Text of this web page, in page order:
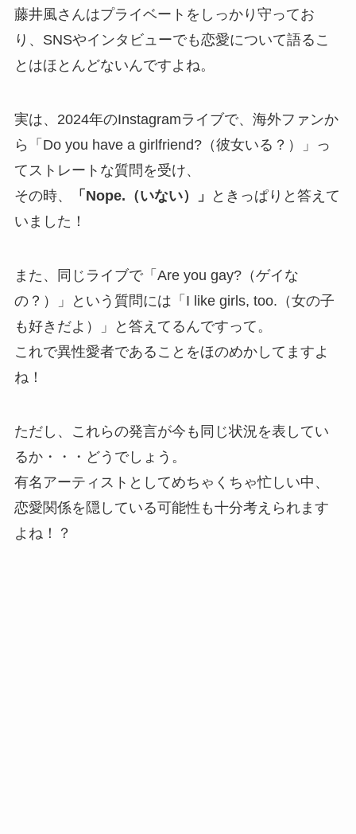
藤井風さんはプライベートをしっかり守ってお
り、SNSやインタビューでも恋愛について語るこ
とはほとんどないんですよね。
実は、2024年のInstagramライブで、海外ファンか
ら「Do you have a girlfriend?（彼女いる？）」っ
てストレートな質問を受け、
その時、
「Nope.（いない）」
ときっぱりと答えて
いました！
また、同じライブで「Are you gay?（ゲイな
の？）」という質問には「I like girls, too.（女の子
も好きだよ）」と答えてるんですって。
これで異性愛者であることをほのめかしてますよ
ね！
ただし、これらの発言が今も同じ状況を表してい
るか・・・どうでしょう。
有名アーティストとしてめちゃくちゃ忙しい中、
恋愛関係を隠している可能性も十分考えられます
よね！？